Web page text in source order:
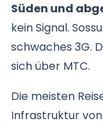
Süden und
kein Signal.
schwaches 3G.
sich über MTC.
Die meisten
Infrastruktur von